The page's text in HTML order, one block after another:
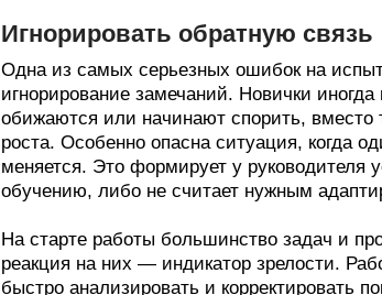
Игнорировать обратную связь
Одна из самых серьезных ошибок на
игнорирование замечаний. Новички
обижаются или начинают спорить, вместо
роста. Особенно опасна ситуация, когда
меняется. Это формирует у руководителя
обучению, либо не считает нужным
На старте работы большинство задач и
реакция на них — индикатор зрелости.
быстро анализировать и корректировать